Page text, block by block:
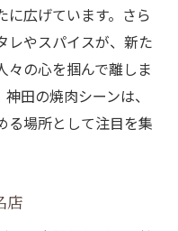
に広げています。さら
レやスパイスが、新た
々の心を掴んで離しま
田の焼肉シーンは、
る場所として注目を集
店